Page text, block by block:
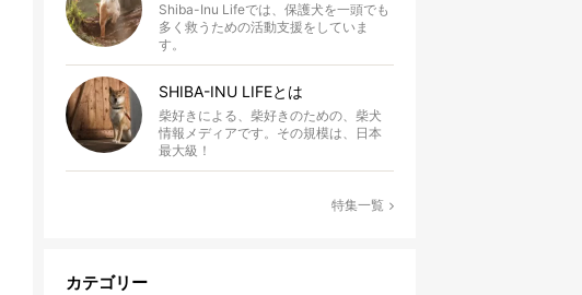
Shiba-Inu Lifeでは、保護犬を一頭でも
多く救うための活動支援をしていま
す。
SHIBA-INU LIFEとは
柴好きによる、柴好きのための、柴犬
情報メディアです。その規模は、日本
最大級！
特集一覧
カテゴリー